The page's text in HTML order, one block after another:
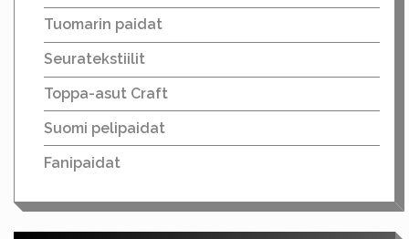
Tuomarin paidat
Seuratekstiilit
Toppa-asut Craft
Suomi pelipaidat
Fanipaidat